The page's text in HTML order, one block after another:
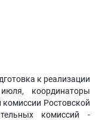
к реализации
координаторы
комиссии Ростовской
комиссий -